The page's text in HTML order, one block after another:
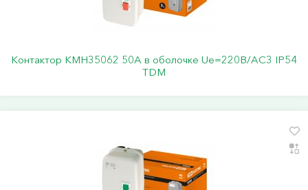
Контактор КМН35062 50А в оболочке Ue=220В/АC3 IP54
TDM